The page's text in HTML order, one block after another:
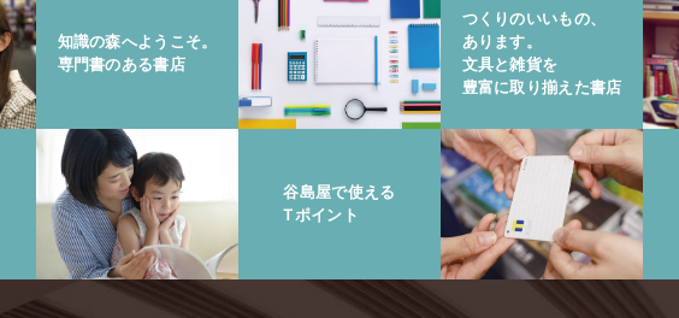
知識の森へようこそ。
専門書のある書店
つくりのいいもの、
あります。
文具と雑貨を
豊富に取り揃えた書店
谷島屋で使える
Tポイント